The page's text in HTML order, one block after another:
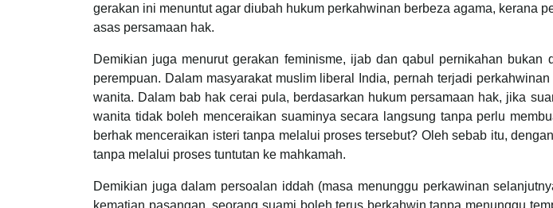
gerakan ini menuntut agar diubah hukum perkahwinan berbeza agama, kerana
asas persamaan hak.
Demikian juga menurut gerakan feminisme, ijab dan qabul pernikahan
perempuan. Dalam masyarakat muslim liberal India, pernah terjadi
wanita. Dalam bab hak cerai pula, berdasarkan hukum persamaan hak, jika
wanita tidak boleh menceraikan suaminya secara langsung tanpa perlu
berhak menceraikan isteri tanpa melalui proses tersebut? Oleh sebab itu,
tanpa melalui proses tuntutan ke mahkamah.
Demikian juga dalam persoalan iddah (masa menunggu perkawinan
kematian pasangan, seorang suami boleh terus berkahwin tanpa menunggu